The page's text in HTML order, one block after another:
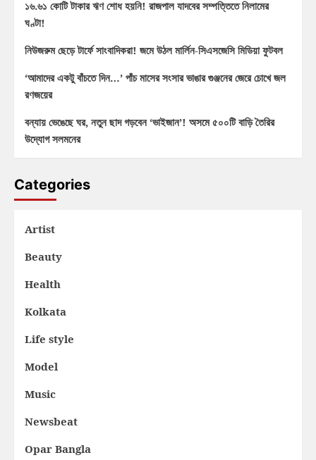
১৬.৬১ কোটি টাকার ঋণ শোধ হয়নি! রাজপাল যাদবের সম্পত্তিতে নিলামের
ঘণ্টা!
নিউজরুম ছেড়ে টার্ফে সাংবাদিকরা! জমে উঠল মার্লিন-সিএসজেসি মিডিয়া ফুটবল
‘আমাদের একটু বাঁচতে দিন…’ পাঁচ মাসের সংসার ভাঙার গুঞ্জনের জেরে চোখে জল
রণজয়ের
বন্যায় ভেঙেছে ঘর, নতুন ছাদ গড়বেন ‘ভাইজান’! অসমে ৫০০টি বাড়ি তৈরির
উদ্যোগ সলমনের
Categories
Artist
Beauty
Health
Kolkata
Life style
Model
Music
Newsbeat
Opar Bangla